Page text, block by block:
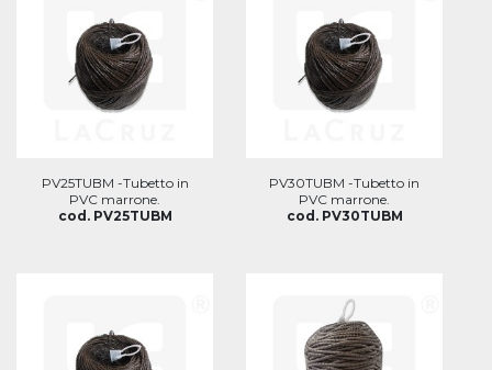
PV25TUBM -Tubetto in
PVC marrone.
cod. PV25TUBM
PV30TUBM -Tubetto in
PVC marrone.
cod. PV30TUBM